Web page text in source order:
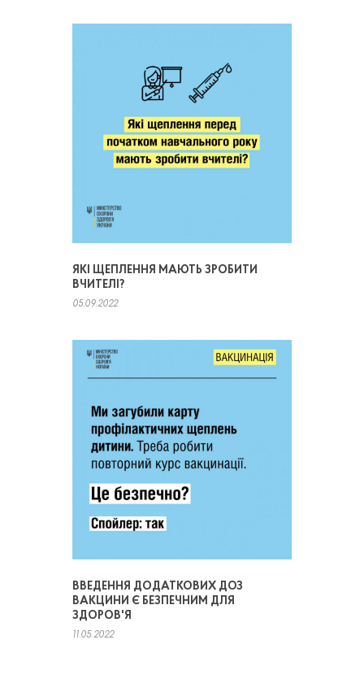
ЯКІ ЩЕПЛЕННЯ МАЮТЬ ЗРОБИТИ
ВЧИТЕЛІ?
05.09.2022
ВВЕДЕННЯ ДОДАТКОВИХ ДОЗ
ВАКЦИНИ Є БЕЗПЕЧНИМ ДЛЯ
ЗДОРОВ'Я
11.05.2022